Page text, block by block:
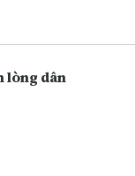
lòng dân